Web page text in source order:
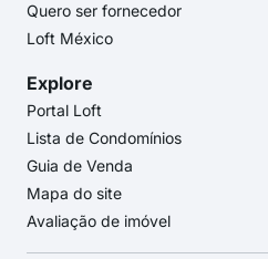
Quero ser fornecedor
Loft México
Explore
Portal Loft
Lista de Condomínios
Guia de Venda
Mapa do site
Avaliação de imóvel